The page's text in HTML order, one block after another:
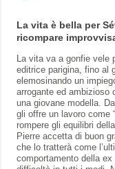
La vita è bella per
ricompare
La vita va a gonfie vele
editrice parigina, fino al
elemosinando un
arrogante ed ambizioso
una giovane modella.
gli offre un lavoro come
rompere gli equilibri
Pierre accetta di buon
che lo tratterà come
comportamento della